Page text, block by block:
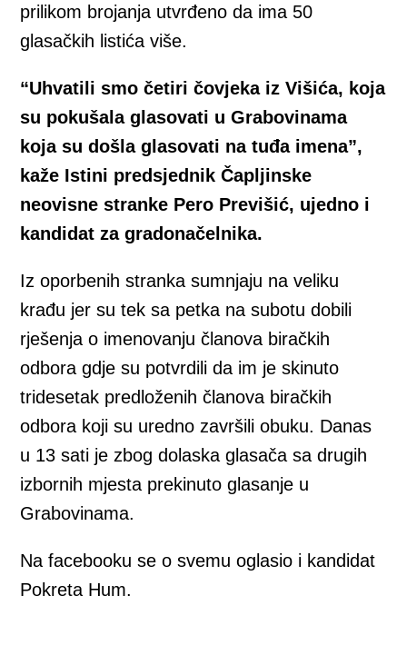
prilikom brojanja utvrđeno da ima 50
glasačkih listića više.
“Uhvatili smo četiri čovjeka iz Višića, koja
su pokušala glasovati u Grabovinama
koja su došla glasovati na tuđa imena”,
kaže Istini predsjednik Čapljinske
neovisne stranke Pero Previšić, ujedno i
kandidat za gradonačelnika.
Iz oporbenih stranka sumnjaju na veliku
krađu jer su tek sa petka na subotu dobili
rješenja o imenovanju članova biračkih
odbora gdje su potvrdili da im je skinuto
tridesetak predloženih članova biračkih
odbora koji su uredno završili obuku. Danas
u 13 sati je zbog dolaska glasača sa drugih
izbornih mjesta prekinuto glasanje u
Grabovinama.
Na facebooku se o svemu oglasio i kandidat
Pokreta Hum.